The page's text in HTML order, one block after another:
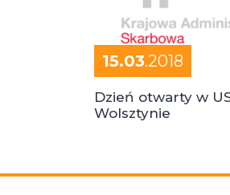
15.03.2018
Dzień otwarty w
Wolsztynie